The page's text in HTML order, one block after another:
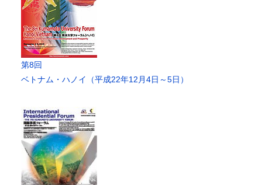
第8回
ベトナム・ハノイ（平成22年12月4日～5日）